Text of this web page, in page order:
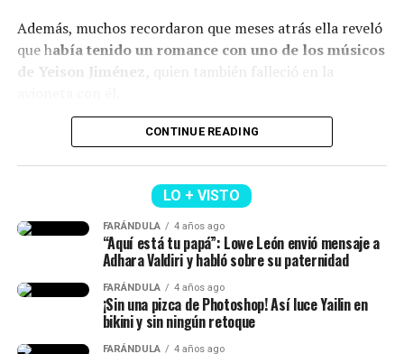
perfilamiento?”, “Se dañó el rostro”, comentaron.
Finalmente, otro grupo de personas señaló que veían
debido al tiempo que ha pasado.
(Recuerda dar clic en la imagen)
Además, muchos recordaron que meses atrás ella reveló
que había tenido un romance con uno de los músicos
de Yeison Jiménez, quien también falleció en la
Lee también: ¿Escro estaría “utilizando” a Aida
Y en este caso, todos estos hechos generaron muchas
reacciones y se avivaron luego de que Calderón contara,
en una dinámica de preguntas y respuestas en sus
historias de Instagram, q
desde hace siete años.
CONTINUE READING
LO + VISTO
FARÁNDULA 4 años ago
“Aquí está tu papá”: Lowe León envió mensaje a
Adhara Valdiri y habló sobre su paternidad
FARÁNDULA 4 años ago
¡Sin una pizca de Photoshop! Así luce Yailin en
bikini y sin ningún retoque
FARÁNDULA 4 años ago